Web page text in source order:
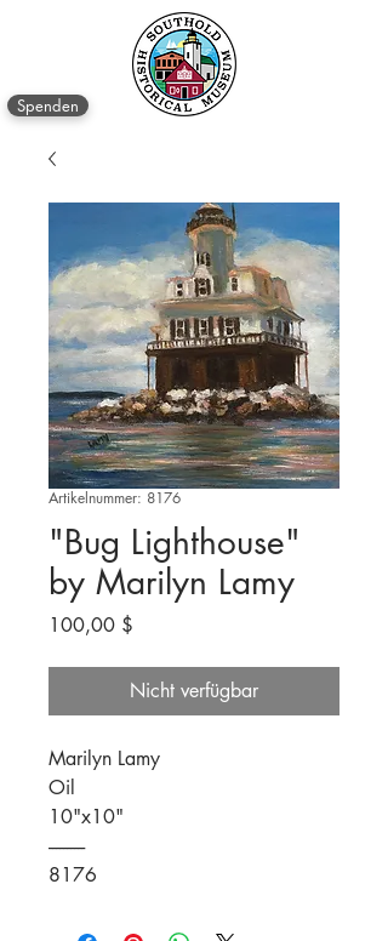
Spenden
Artikelnummer: 8176
"Bug Lighthouse"
by Marilyn Lamy
100,00 $
Nicht verfügbar
Marilyn Lamy
Oil
10"x10"
----------
8176